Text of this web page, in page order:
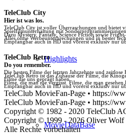
Highlights
MovieDataBase
TeleClub City
Hier ist was los.
TeleClub City ist voller Überraschungen und bietet
Spielfilmunterhaltung mit
Dazu Mystery, Fantasy, Science Fiction sowie
Alles ohne Werbeunterbrechungen und in bester
Empfangbar auch in HD und vorerst exklusiv nur
TeleClub Retro
Do you remember.
Die besten Filme der letzten Jahrzehnte und zeitlose
TeleClub Retro ist das Zuhause der Filme, die
Filme die uns geprägt haben.
Filme, die man nie vergisst. Filme, die man gesehen
Empfangbar auch in HD und vorerst exklusiv nur
TeleClub MovieFan-Page • https://
TeleClub MovieFan-Page • https://
Copyright © 1982 - 2020 TeleClub
Copyright © 1999 - 2026 Oliver Wolf
Alle Rechte vorbehalten